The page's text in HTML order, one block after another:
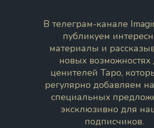
В телеграм-канале
публикуем
материалы и
новых возможностях
ценителей Таро,
регулярно добавляем
специальных
эксклюзивно для
подписчиков.